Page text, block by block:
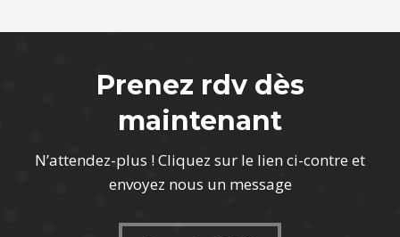
Prenez rdv dès
maintenant
N’attendez-plus ! Cliquez sur le lien ci-contre et
envoyez nous un message